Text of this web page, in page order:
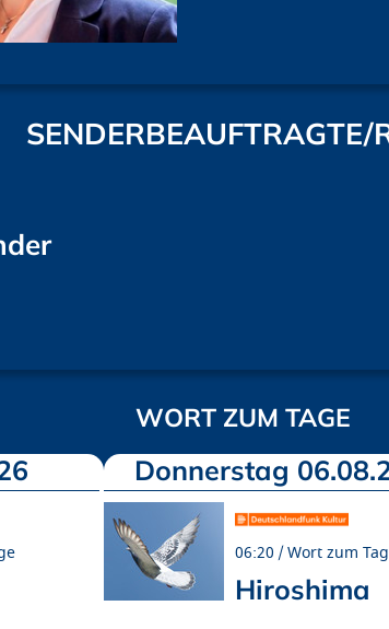
SENDERBEAUFTRAGTE/
WORT ZUM TAGE
Donnerstag
06:20 Wort zum
Hiroshima